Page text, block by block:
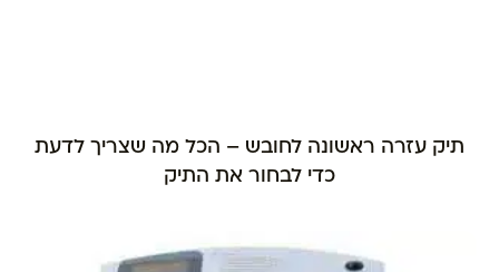
תיק עזרה ראשונה לחובש – הכל מה שצריך לדעת
כדי לבחור את התיק